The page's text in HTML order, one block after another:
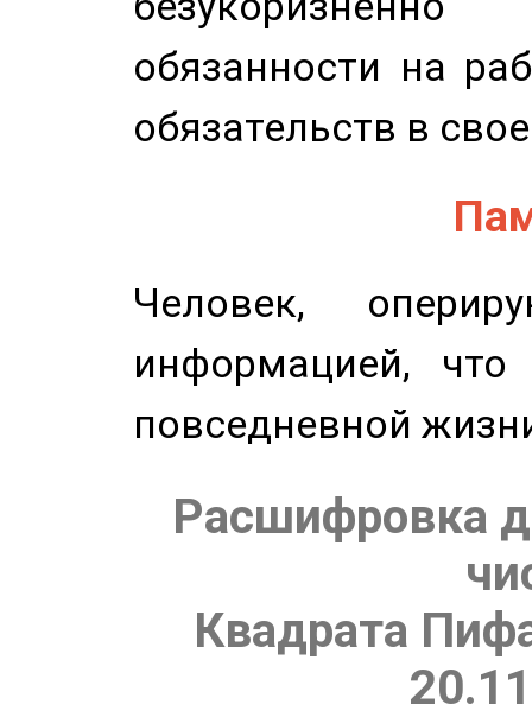
обязанности на
обязательств в
Человек,
информацией,
повседневной
Расшифровка
Квадрата